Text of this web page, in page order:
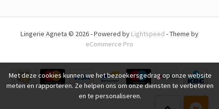
Lingerie Agneta © 2026 - Powered by Lightspeed - Theme by
eCommerce Pro
Met deze cookies kunnen we het bezoekersgedrag op onze website
meten en rapporteren. Ze helpen ons om onze diensten te verbeteren
en te personaliseren.